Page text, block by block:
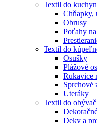
Textil do
Chňapky,
Obrusy
Poťahy
Textil do
Osušky
Plážové
Rukavice
Sprchové
Uteráky
Textil do
Deky a